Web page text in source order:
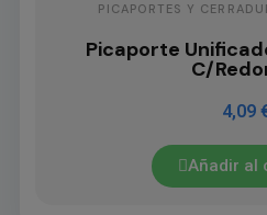
PICAPORTES Y
Picaporte
C/
4,09
Añadir al